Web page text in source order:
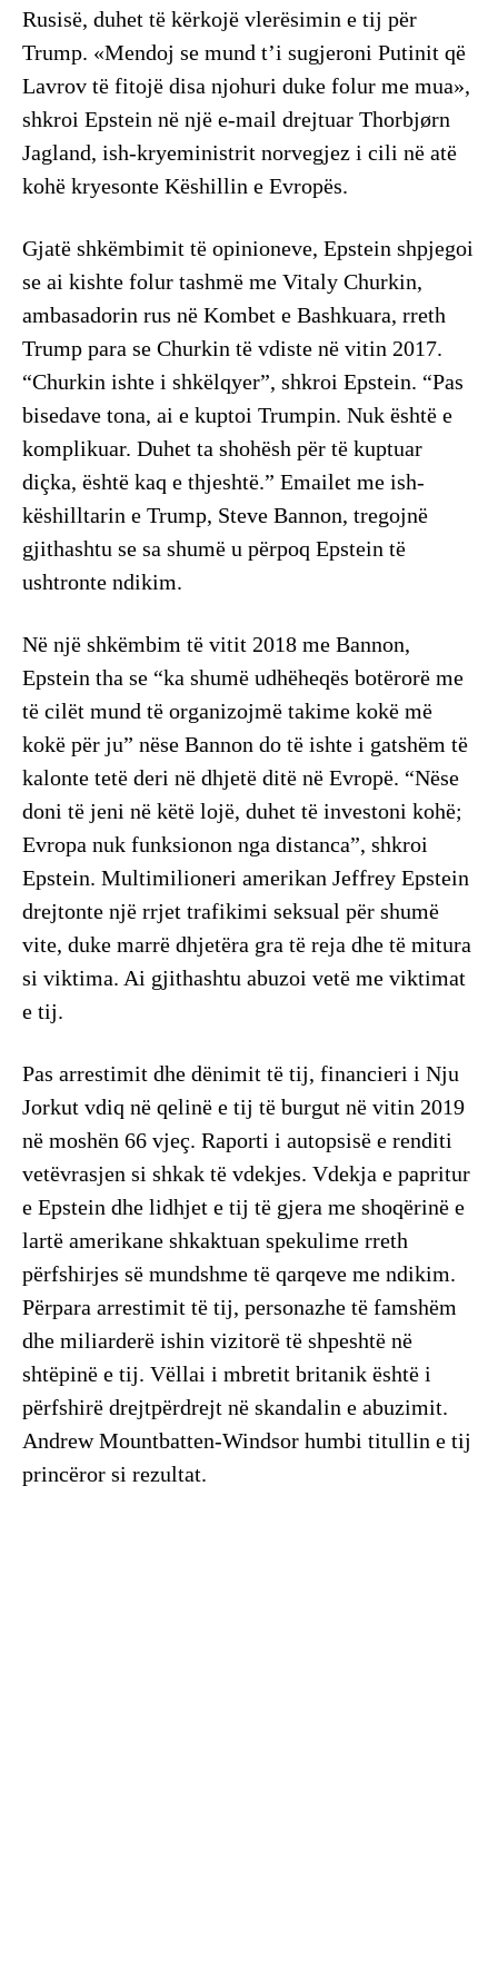
Rusisë, duhet të kërkojë vlerësimin e tij për
Trump. «Mendoj se mund t’i sugjeroni Putinit që
Lavrov të fitojë disa njohuri duke folur me mua»,
shkroi Epstein në një e-mail drejtuar Thorbjørn
Jagland, ish-kryeministrit norvegjez i cili në atë
kohë kryesonte Këshillin e Evropës.
Gjatë shkëmbimit të opinioneve, Epstein shpjegoi
se ai kishte folur tashmë me Vitaly Churkin,
ambasadorin rus në Kombet e Bashkuara, rreth
Trump para se Churkin të vdiste në vitin 2017.
“Churkin ishte i shkëlqyer”, shkroi Epstein. “Pas
bisedave tona, ai e kuptoi Trumpin. Nuk është e
komplikuar. Duhet ta shohësh për të kuptuar
diçka, është kaq e thjeshtë.” Emailet me ish-
këshilltarin e Trump, Steve Bannon, tregojnë
gjithashtu se sa shumë u përpoq Epstein të
ushtronte ndikim.
Në një shkëmbim të vitit 2018 me Bannon,
Epstein tha se “ka shumë udhëheqës botërorë me
të cilët mund të organizojmë takime kokë më
kokë për ju” nëse Bannon do të ishte i gatshëm të
kalonte tetë deri në dhjetë ditë në Evropë. “Nëse
doni të jeni në këtë lojë, duhet të investoni kohë;
Evropa nuk funksionon nga distanca”, shkroi
Epstein. Multimilioneri amerikan Jeffrey Epstein
drejtonte një rrjet trafikimi seksual për shumë
vite, duke marrë dhjetëra gra të reja dhe të mitura
si viktima. Ai gjithashtu abuzoi vetë me viktimat
e tij.
Pas arrestimit dhe dënimit të tij, financieri i Nju
Jorkut vdiq në qelinë e tij të burgut në vitin 2019
në moshën 66 vjeç. Raporti i autopsisë e renditi
vetëvrasjen si shkak të vdekjes. Vdekja e papritur
e Epstein dhe lidhjet e tij të gjera me shoqërinë e
lartë amerikane shkaktuan spekulime rreth
përfshirjes së mundshme të qarqeve me ndikim.
Përpara arrestimit të tij, personazhe të famshëm
dhe miliarderë ishin vizitorë të shpeshtë në
shtëpinë e tij. Vëllai i mbretit britanik është i
përfshirë drejtpërdrejt në skandalin e abuzimit.
Andrew Mountbatten-Windsor humbi titullin e tij
princëror si rezultat.